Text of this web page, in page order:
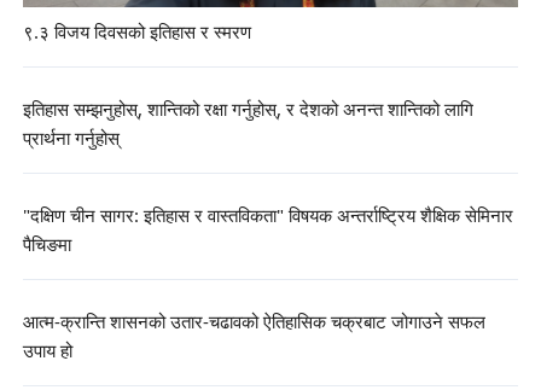
९.३ विजय दिवसको इतिहास र स्मरण
इतिहास सम्झनुहोस्, शान्तिको रक्षा गर्नुहोस्, र देशको अनन्त शान्तिको लागि
प्रार्थना गर्नुहोस्
"दक्षिण चीन सागर: इतिहास र वास्तविकता" विषयक अन्तर्राष्ट्रिय शैक्षिक सेमिनार
पैचिङमा
आत्म-क्रान्ति शासनको उतार-चढावको ऐतिहासिक चक्रबाट जोगाउने सफल
उपाय हो